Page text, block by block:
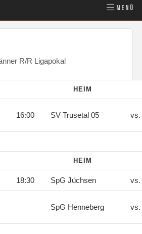
MENÜ
R/R Ligapokal
HEIM
16:00 SV Trusetal 05 vs.
HEIM
18:30 SpG Jüchsen vs.
SpG Henneberg vs.